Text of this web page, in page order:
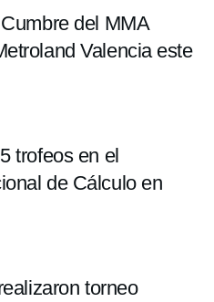
del MMA
Valencia este
trofeos en el
de Cálculo en
torneo